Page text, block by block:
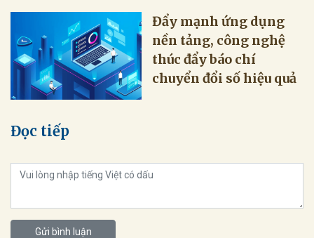
Đẩy mạnh ứng dụng
nền tảng, công nghệ
thúc đẩy báo chí
chuyển đổi số hiệu quả
Đọc tiếp
Gửi bình luận